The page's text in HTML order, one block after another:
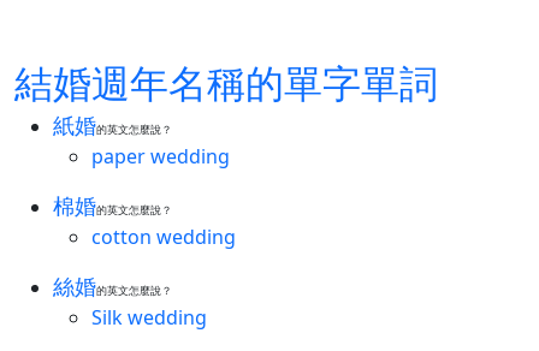
結婚週年名稱的單字單詞
紙婚的英文怎麼說？
paper wedding
棉婚的英文怎麼說？
cotton wedding
絲婚的英文怎麼說？
Silk wedding